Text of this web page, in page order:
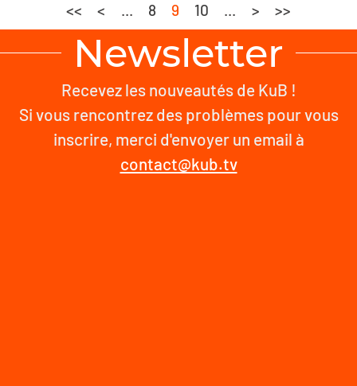
<< < ... 8 9 10 ... > >>
Newsletter
Recevez les nouveautés de KuB !
Si vous rencontrez des problèmes pour vous
inscrire, merci d'envoyer un email à
contact@kub.tv